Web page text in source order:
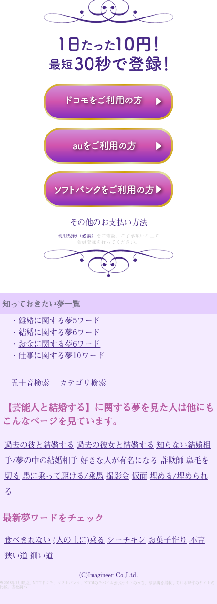
その他のお支払い方法
利用規約（必読）
をご確認、ご了承頂いた上で
会員登録を行ってください。
知っておきたい夢一覧
・ 離婚に関する夢5ワード
・ 結婚に関する夢6ワード
・ お金に関する夢6ワード
・仕事に関する夢10ワード
五十音検索 カテゴリ検索
【芸能人と結婚する】に関する夢を見た人は他にも
こんなページを見ています。
過去の彼と結婚する 過去の彼女と結婚する 知らない結婚相
手/夢の中の結婚相手 好きな人が有名になる 詐欺師 鼻毛を
切る 馬に乗って駆ける/乗馬 撮影会 仮面 埋める/埋められ
る
最新夢ワードをチェック
食べきれない (人の上に)乗る シーチキン お菓子作り 不吉
狭い道 細い道
(C)Imagineer Co.,Ltd.
※2018年1月時点。NTTドコモ、ソフトバンク、KDDIのモバイル公式サイトのうち、夢辞典を掲載している15件のサイトの
比較。当社調べ